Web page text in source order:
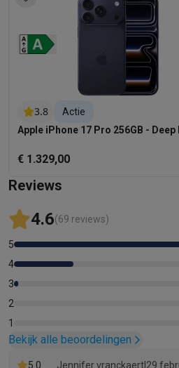
device van die ander. De naam
dan bovenaan de lijst.
3.8
Actie
Apple iPhone 17 Pro 256GB - Deep
€ 1.329,00
Reviews
4.6(69 reviews)
5
4
3
2
1
Bekijk alle beoordelingen
5.0 Jennifer vranckaert 29